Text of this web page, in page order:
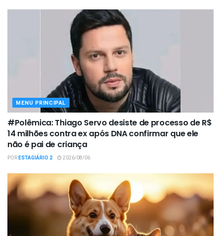
MENU PRINCIPAL
#Polêmica: Thiago Servo desiste de processo de R$
14 milhões contra ex após DNA confirmar que ele
não é pai de criança
PORESTAGIÁRIO 2 2026/08/06